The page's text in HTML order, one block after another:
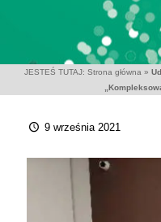
JESTEŚ TUTAJ: Strona główna »
9 września 2021